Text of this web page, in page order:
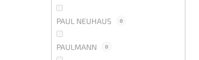
PAUL NEUHAUS 0
PAULMANN 0